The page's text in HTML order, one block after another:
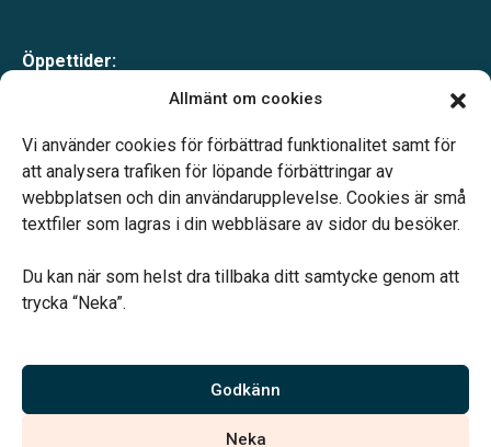
Allmänt om cookies
Vi använder cookies för förbättrad funktionalitet samt för
att analysera trafiken för löpande förbättringar av
webbplatsen och din användarupplevelse. Cookies är små
textfiler som lagras i din webbläsare av sidor du besöker.
Du kan när som helst dra tillbaka ditt samtycke genom att
trycka “Neka”.
Godkänn
Neka
Öppettider:
Måndag-fredag 10.00-16.00
Telefonjour dygnet runt.
Vårt systerbolag Verahill hjälper dig med familjejuridiken –
Vi är auktoriserade av Sveriges Begravningsbyråers Förbund och
har högt ställda krav på utbildning, kvalitet, miljö och arbetsmiljö.